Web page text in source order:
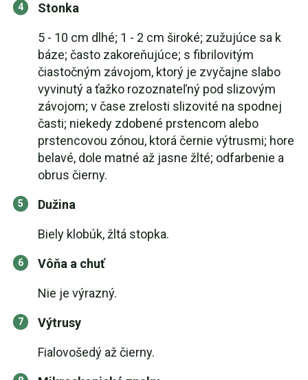
Stonka
5 - 10 cm dlhé; 1 - 2 cm široké; zužujúce sa k
báze; často zakoreňujúce; s fibrilovitým
čiastočným závojom, ktorý je zvyčajne slabo
vyvinutý a ťažko rozoznateľný pod slizovým
závojom; v čase zrelosti slizovité na spodnej
časti; niekedy zdobené prstencom alebo
prstencovou zónou, ktorá černie výtrusmi; hore
belavé, dole matné až jasne žlté; odfarbenie a
obrus čierny.
Dužina
Biely klobúk, žltá stopka.
Vôňa a chuť
Nie je výrazný.
Výtrusy
Fialovošedý až čierny.